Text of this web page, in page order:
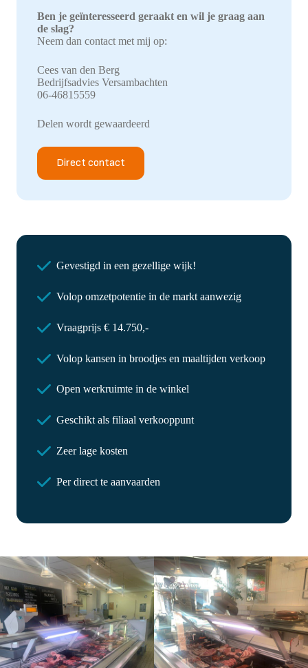
Ben je geïnteresseerd geraakt en wil je graag aan
de slag?
Neem dan contact met mij op:
Cees van den Berg
Bedrijfsadvies Versambachten
06-46815559
Delen wordt gewaardeerd
Direct contact
Gevestigd in een gezellige wijk!
Volop omzetpotentie in de markt aanwezig
Vraagprijs € 14.750,-
Volop kansen in broodjes en maaltijden verkoop
Open werkruimte in de winkel
Geschikt als filiaal verkooppunt
Zeer lage kosten
Per direct te aanvaarden